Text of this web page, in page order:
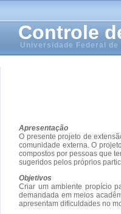
Controle
Universidade Federal
Apresentação
O presente projeto de
comunidade externa. O
compostos por pessoas que
sugeridos pelos próprios
Objetivos
Criar um ambiente propício
demandada em meios
apresentam dificuldades no